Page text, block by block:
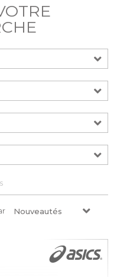
Nouveautés